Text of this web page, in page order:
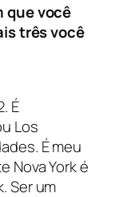
que você
três você
É
Los
É meu
Nova York é
Ser um